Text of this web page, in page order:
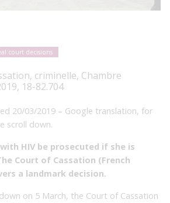
court decisions
criminelle, Chambre
18-82.704
20/03/2019 – Google translation, for
scroll down.
HIV be prosecuted if she is
Court of Cassation (French
a landmark decision.
on 5 March, the Court of Cassation